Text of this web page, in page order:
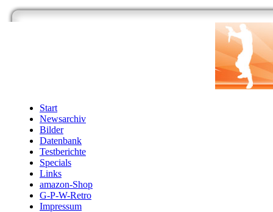
Start
Newsarchiv
Bilder
Datenbank
Testberichte
Specials
Links
amazon-Shop
G-P-W-Retro
Impressum